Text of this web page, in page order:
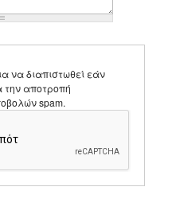
να διαπιστωθεί εάν
την αποτροπή
spam.